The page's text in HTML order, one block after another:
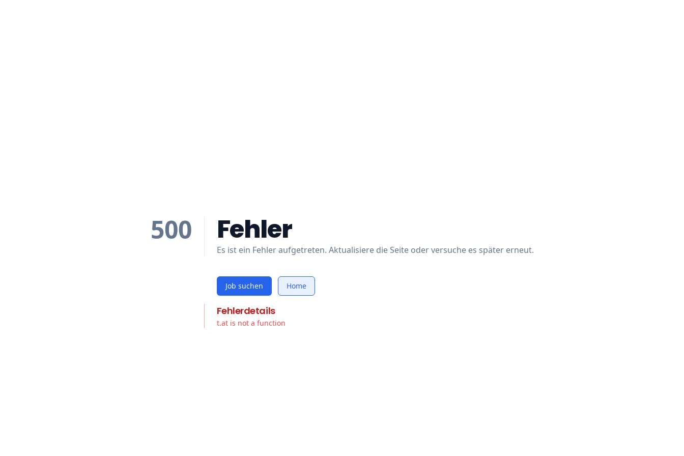
500 Fehler
Es ist ein Fehler aufgetreten. Aktualisiere die Seite oder versuche es später erneut.
Job suchen Home
Fehlerdetails
t.at is not a function